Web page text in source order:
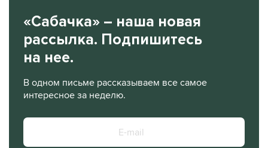
«Сабачка» – наша новая
рассылка. Подпишитесь
на нее.
В одном письме рассказываем все самое
интересное за неделю.